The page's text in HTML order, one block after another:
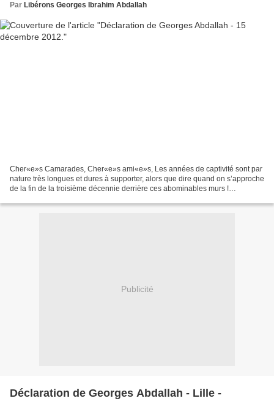
Par Libérons Georges Ibrahim Abdallah
Cher«e»s Camarades, Cher«e»s ami«e»s, Les années de captivité sont par
nature très longues et dures à supporter, alors que dire quand on s’approche
de la fin de la troisième décennie derrière ces abominables murs !
Publicité
Déclaration de Georges Abdallah - Lille -